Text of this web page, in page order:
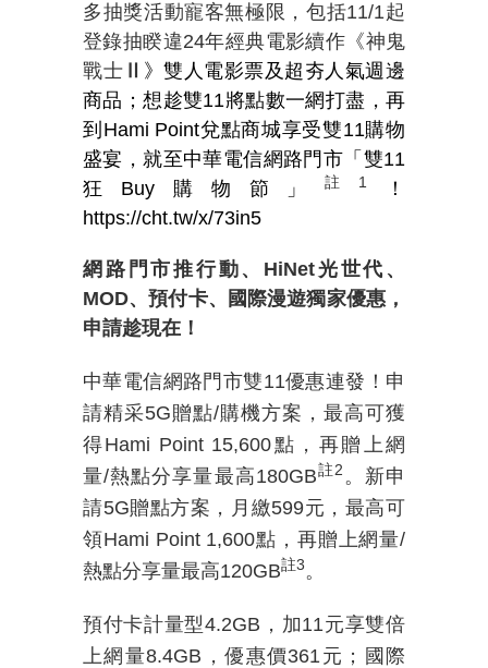
多抽獎活動寵客無極限，包括11/1起
登錄抽睽違24年經典電影續作《神鬼
戰士
》雙人電影票及超夯人氣週邊
商品；想趁雙11將點數一網打盡，再
到Hami Point兌點商城享受雙11購物
盛宴，就至中華電信網路門市「雙11
狂Buy購物節」註 1
！
https://cht.tw/x/73in5
網路門市推行動、 HiNet光世代、
MOD、預付卡、國際漫遊獨家優惠，
申請趁現在！
中華電信網路門市雙11優惠連發！申
請精采5G贈點/購機方案 ， 最高可獲
得Hami Point 15,600點，再贈上網
量/熱點分享量最高180GB註2 。新申
請5G贈點方案，月繳599元，最高可
領Hami Point 1,600點，再贈上網量/
熱點分享量最高120GB註3。
預付卡計量型4.2GB ，加11元享雙倍
上網量8.4GB ，優惠價361元；
國際